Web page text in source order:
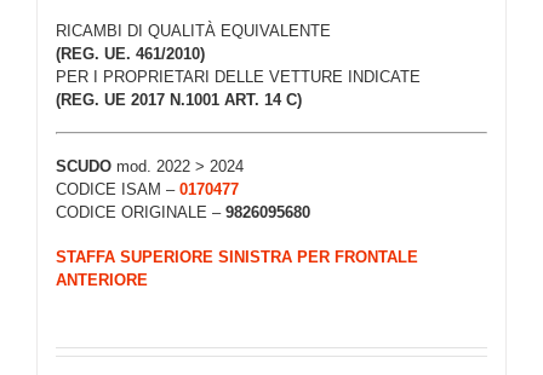
RICAMBI DI QUALITÀ EQUIVALENTE
(REG. UE. 461/2010)
PER I PROPRIETARI DELLE VETTURE INDICATE
(REG. UE 2017 N.1001 ART. 14 C)
SCUDO mod. 2022 > 2024
CODICE ISAM – 0170477
CODICE ORIGINALE – 9826095680
STAFFA SUPERIORE SINISTRA PER FRONTALE
ANTERIORE